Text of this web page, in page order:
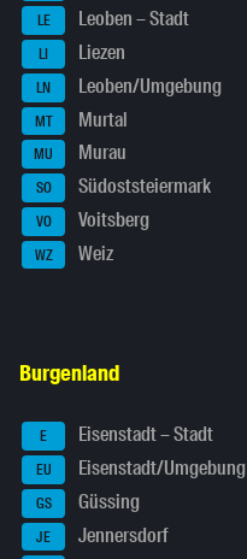
LE Leoben – Stadt
LI Liezen
LN Leoben/Umgebung
MT Murtal
MU Murau
SO Südoststeiermark
VO Voitsberg
WZ Weiz
Burgenland
E Eisenstadt – Stadt
EU Eisenstadt/Umgebung
GS Güssing
JE
Jennersdorf